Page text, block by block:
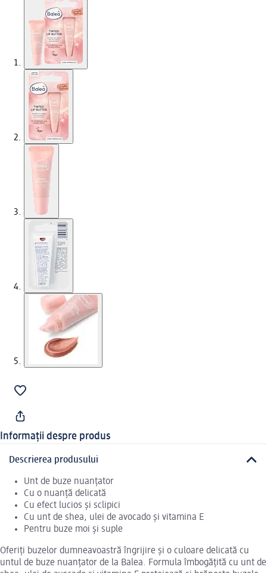
Informații despre produs
Descrierea produsului
Unt de buze nuanțator
Cu o nuanță delicată
Cu efect lucios și sclipici
Cu unt de shea, ulei de avocado și vitamina E
Pentru buze moi și suple
Oferiți buzelor dumneavoastră îngrijire și o culoare delicată cu
untul de buze nuanțator de la Balea. Formula îmbogățită cu unt de